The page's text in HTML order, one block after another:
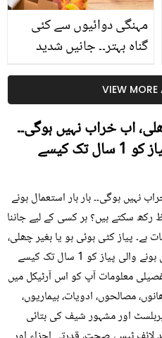
مہنگی دوائیوں سے کئی
گناہ بہتر۔۔ جانیں شدید
کیوں کھانا چاہیے؟
VIEW MORE
اب خراب نہیں ہوگی۔۔
بار بار استعمال ہونے والی پیاز کو 1 سال تک کیسے
نہیں ہوگی۔۔ بار بار استعمال ہونے
محفوظ رکھ سکتے ہیں؟ ہر کسی کے لیے جاننا
ہے۔ پیاز کٹی ہوئی ہو یا بغیر چھلی،
اب خراب نہیں ہوگی۔۔ بار بار استعمال ہونے والی پیاز کو 1 سال تک کیسے
معلومات آپ کو اس آرٹیکل میں
مصالحوں، ادویات، بیماریوں،
اور مشہور شیف کی بتائی